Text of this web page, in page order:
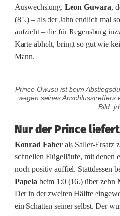
c
h
t
S
n
a
u
s
e
Auswechslung. Leon Guwara,
(85.) – als der Jahn endlich mal
aufzieht – die für Regensburg
Karte abholt, bringt so gut wie
Mann.
Prince Owusu ist beim
wegen seines Anschlusstreffers
Bild:
Nur der Prince
Konrad Faber als Saller-Ersatz
schnellen Flügelläufe, mit denen
noch positiv auffiel. Stattdessen
Papela beim 1:0 (16.) über zehn
Der in der zweiten Hälfte
ein Schatten seiner selbst. Der